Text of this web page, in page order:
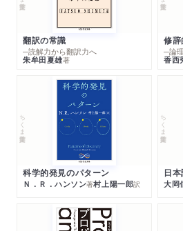
翻訳の常識
─読解力から翻訳力へ
朱牟田夏雄著
修
─論
香西
ちくま学芸文庫
科学的発見のパターン
Ｎ．Ｒ．ハンソン著村上陽一郎訳
ちくま学芸文庫
日
大岡